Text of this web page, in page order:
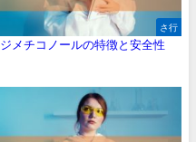
さ行
ジメチコノールの特徴と安全性